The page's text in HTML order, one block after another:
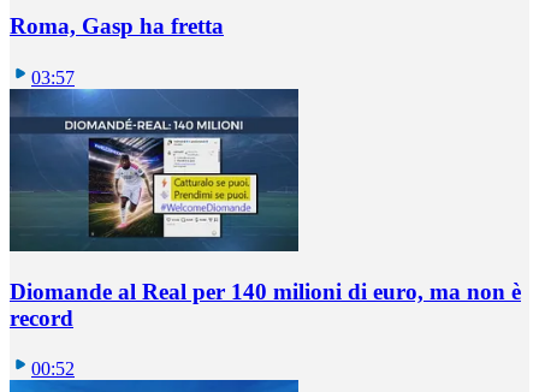
Roma, Gasp ha fretta
03:57
Diomande al Real per 140 milioni di euro, ma non è
record
00:52